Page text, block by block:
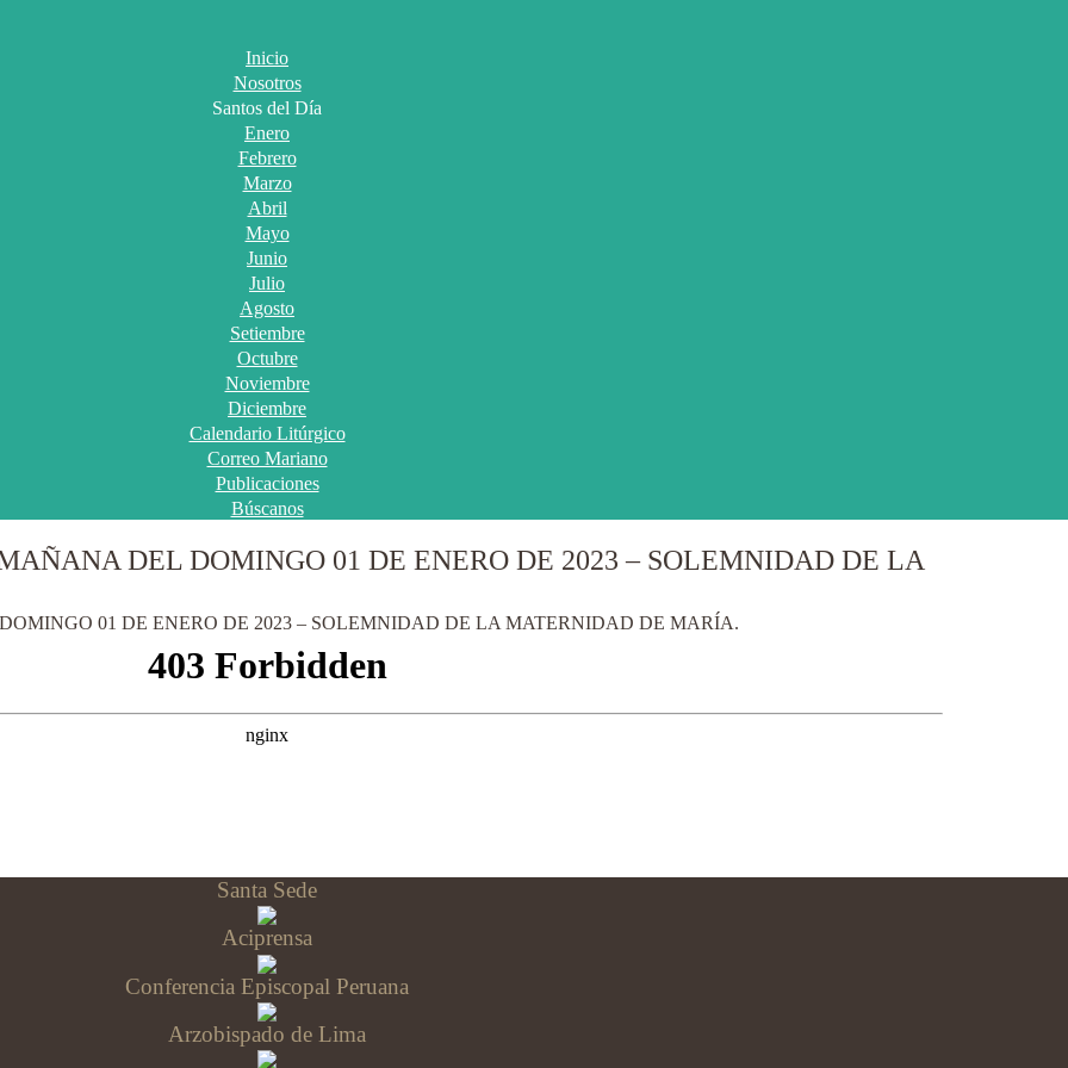
Inicio
Nosotros
Santos del Día
Enero
Febrero
Marzo
Abril
Mayo
Junio
Julio
Agosto
Setiembre
Octubre
Noviembre
Diciembre
Calendario Litúrgico
Correo Mariano
Publicaciones
Búscanos
DEL DOMINGO 01 DE ENERO DE 2023 – SOLEMNIDAD DE LA
01 DE ENERO DE 2023 – SOLEMNIDAD DE LA MATERNIDAD DE MARÍA.
Santa Sede
Aciprensa
Conferencia Episcopal Peruana
Arzobispado de Lima